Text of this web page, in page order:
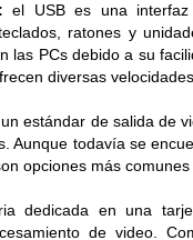
el USB es una
ratones y
las PCs debido a su
diversas
un estándar de salida de
Aunque todavía se
opciones más
dedicada en una
de video.
de acrónimos
CPU, PCIe... Deja de